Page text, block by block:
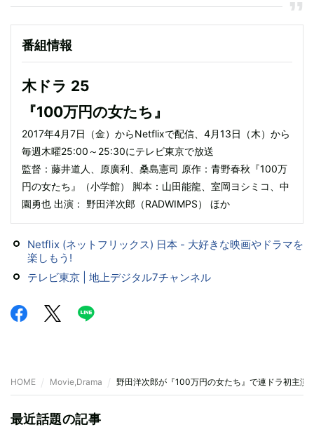
番組情報
木ドラ 25
『100万円の女たち』
2017年4月7日（金）からNetflixで配信、4月13日（木）から
毎週木曜25:00～25:30にテレビ東京で放送
監督：藤井道人、原廣利、桑島憲司 原作：青野春秋『100万
円の女たち』（小学館） 脚本：山田能龍、室岡ヨシミコ、中
園勇也 出演： 野田洋次郎（RADWIMPS） ほか
Netflix (ネットフリックス) 日本 - 大好きな映画やドラマを
楽しもう!
テレビ東京 | 地上デジタル7チャンネル
HOME Movie,Drama 野田洋次郎が『100万円の女たち』で連ドラ初主
最近話題の記事